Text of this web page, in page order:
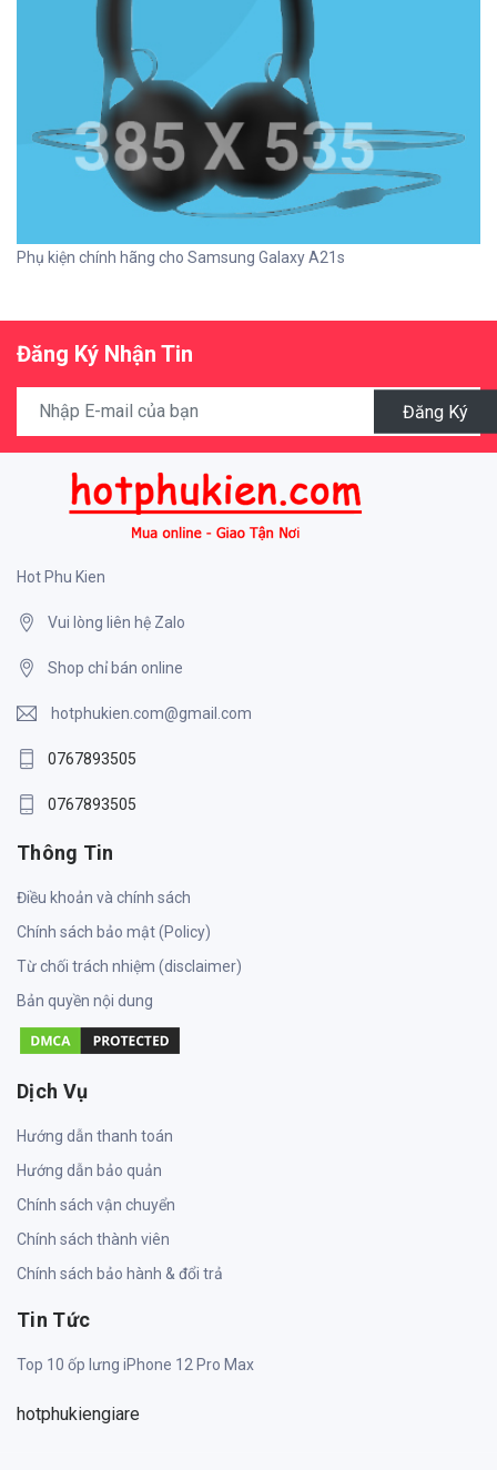
Phụ kiện chính hãng cho Samsung Galaxy A21s
Đăng Ký Nhận Tin
Đăng Ký
Hot Phu Kien
Vui lòng liên hệ Zalo
Shop chỉ bán online
hotphukien.com@gmail.com
0767893505
0767893505
Thông Tin
Điều khoản và chính sách
Chính sách bảo mật (Policy)
Từ chối trách nhiệm (disclaimer)
Bản quyền nội dung
Dịch Vụ
Hướng dẫn thanh toán
Hướng dẫn bảo quản
Chính sách vận chuyển
Chính sách thành viên
Chính sách bảo hành & đổi trả
Tin Tức
Top 10 ốp lưng iPhone 12 Pro Max
hotphukiengiare